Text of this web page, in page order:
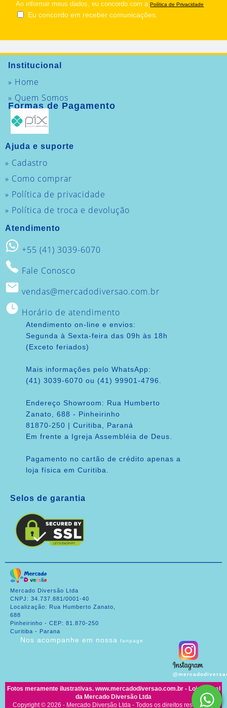
Ao informar meus dados, eu concordo com aPolítica de Privacidade.
Eu concordo em receber comunicações.
Institucional
» Home
» Quem Somos
Formas de Pagamento
Ajuda e suporte
» Cadastro
» Como comprar
» Política de privacidade
» Política de troca e devolução
Atendimento
+55 (41) 3039-6070
Fale Conosco
vendas@mercadodiversao.com.br
Horário de atendimento
Atendimento on-line e envios:
Segunda à Sexta-feira das 09h às 18h
(Exceto feriados)
Mais informações pelo WhatsApp:
(41) 3039-6070 ou (41) 99901-4796.
Endereço Showroom: Rua Humberto
Zanato, 688 - Pinheirinho
81870-250 | Curitiba, Paraná
Em frente a Igreja Assembléia de Deus.
Pagamento no cartão de crédito apenas a
loja física em Curitiba.
Selos de garantia
Mercado Diversão Ltda
CNPJ: 34.737.881/0001-40
Localização: Rua Humberto Zanato,
688
Pinheirinho - CEP: 81.870-250
Curitiba - Parana
Nos acompanhe em nossa fanpage
Fotos meramente ilustrativas. www.mercadodiversao.com.br - Loja virtual
da Mercado Diversão Ltda
Copyright © 2026 - Mercado Diversão Ltda - Todos os direitos reservados